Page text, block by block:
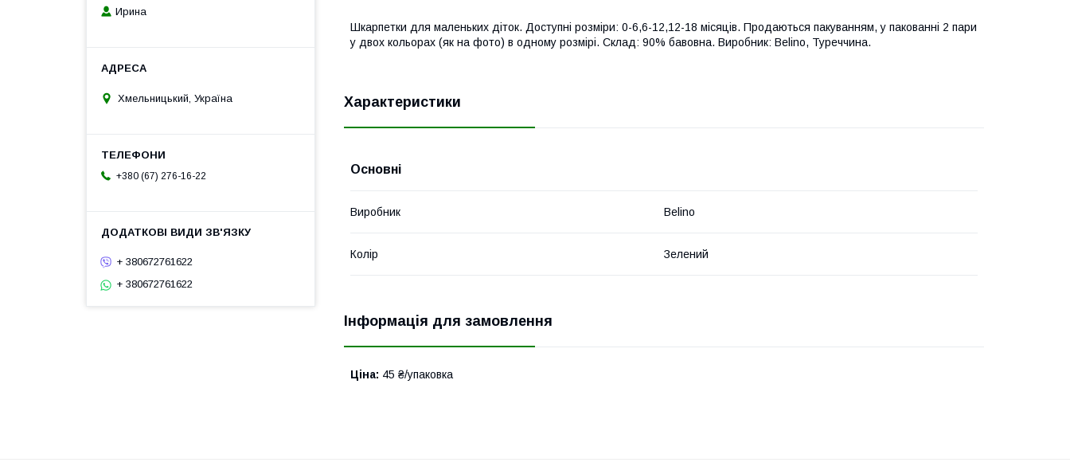
Шкарпетки для маленьких діток. Доступні розміри: 0-6,6-12,12-18 місяців. Продаються пакуванням, у пакованні 2 пари
у двох кольорах (як на фото) в одному розмірі. Склад: 90% бавовна. Виробник: Belino, Туреччина.
Характеристики
Основні
Виробник Belino
Колір Зелений
Інформація для замовлення
Ціна: 45 ₴/упаковка
Ирина
Хмельницький, Україна
+380 (67) 276-16-22
+ 380672761622
+ 380672761622